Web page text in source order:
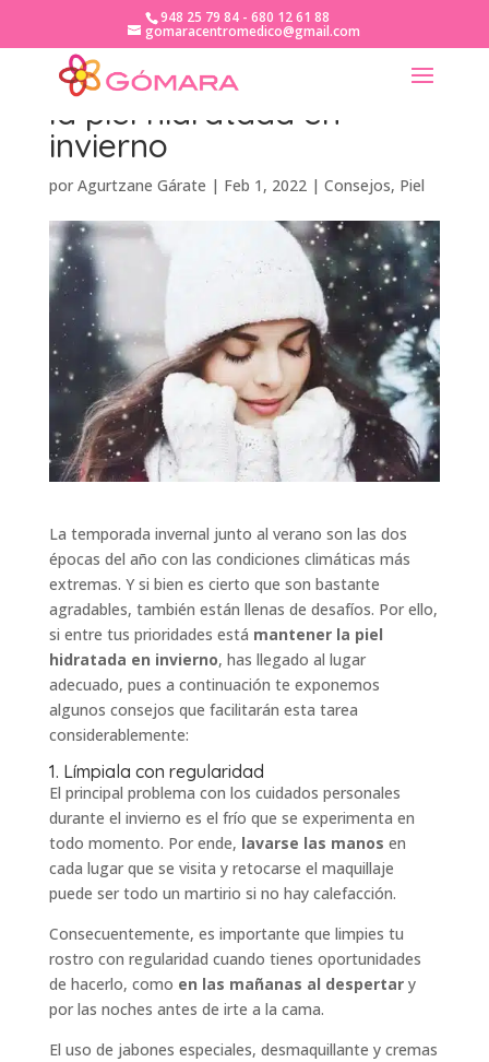
948 25 79 84 - 680 12 61 88
gomaracentromedico@gmail.com
Consejos para mantener
la piel hidratada en
invierno
por Agurtzane Gárate | Feb 1, 2022| Consejos, Piel
La temporada invernal junto al verano son las dos
épocas del año con las condiciones climáticas más
extremas. Y si bien es cierto que son bastante
agradables, también están llenas de desafíos. Por ello,
si entre tus prioridades está mantener la piel
hidratada en invierno, has llegado al lugar
adecuado, pues a continuación te exponemos
algunos consejos que facilitarán esta tarea
considerablemente:
1. Límpiala con regularidad
El principal problema con los cuidados personales
durante el invierno es el frío que se experimenta en
todo momento. Por ende, lavarse las manos en
cada lugar que se visita y retocarse el maquillaje
puede ser todo un martirio si no hay calefacción.
Consecuentemente, es importante que limpies tu
rostro con regularidad cuando tienes oportunidades
de hacerlo, como en las mañanas al despertary
por las noches antes de irte a la cama.
El uso de jabones especiales, desmaquillante y cremas